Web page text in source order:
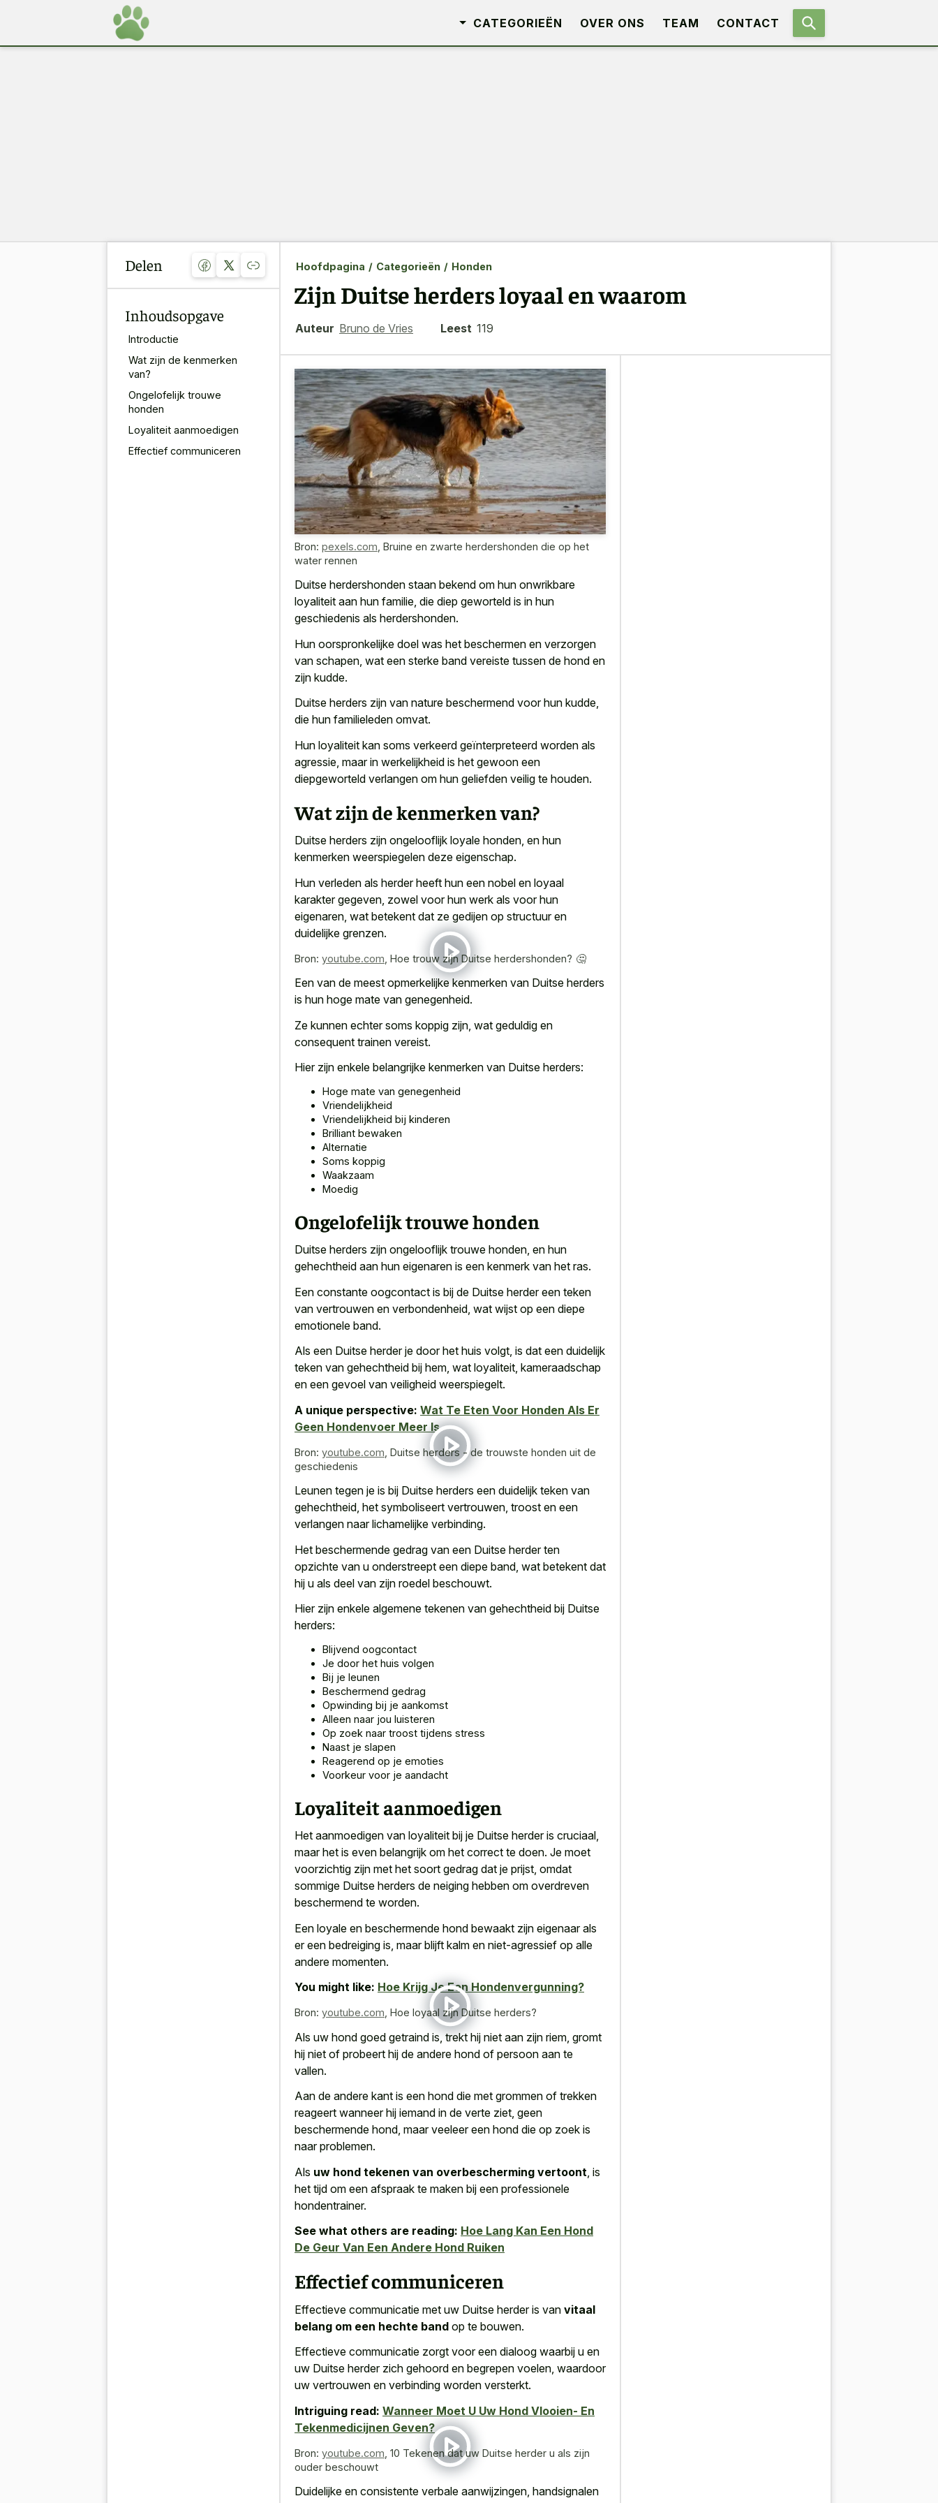
CATEGORIEËN OVER ONS TEAM CONTACT
Delen
Inhoudsopgave
Introductie
Wat zijn de kenmerken
van?
Ongelofelijk trouwe
honden
Loyaliteit aanmoedigen
Effectief communiceren
Hoofdpagina / Categorieën / Honden
Zijn Duitse herders loyaal en waarom
Auteur Bruno de Vries Leest 119
Bron: pexels.com Bruine en zwarte herdershonden die op het
water rennen
Duitse herdershonden staan bekend om hun onwrikbare
loyaliteit aan hun familie, die diep geworteld is in hun
geschiedenis als herdershonden.
Hun oorspronkelijke doel was het beschermen en verzorgen
van schapen, wat een sterke band vereiste tussen de hond en
zijn kudde.
Duitse herders zijn van nature beschermend voor hun kudde,
die hun familieleden omvat.
Hun loyaliteit kan soms verkeerd geïnterpreteerd worden als
agressie, maar in werkelijkheid is het gewoon een
diepgeworteld verlangen om hun geliefden veilig te houden.
Wat zijn de kenmerken van?
Duitse herders zijn ongelooflijk loyale honden, en hun
kenmerken weerspiegelen deze eigenschap.
Hun verleden als herder heeft hun een nobel en loyaal
karakter gegeven, zowel voor hun werk als voor hun
eigenaren, wat betekent dat ze gedijen op structuur en
duidelijke grenzen.
Bron: youtube.com Hoe trouw zijn Duitse herdershonden? 🤔
Een van de meest opmerkelijke kenmerken van Duitse herders
is hun hoge mate van genegenheid.
Ze kunnen echter soms koppig zijn, wat geduldig en
consequent trainen vereist.
Hier zijn enkele belangrijke kenmerken van Duitse herders:
Hoge mate van genegenheid
Vriendelijkheid
Vriendelijkheid bij kinderen
Brilliant bewaken
Alternatie
Soms koppig
Waakzaam
Moedig
Ongelofelijk trouwe honden
Duitse herders zijn ongelooflijk trouwe honden, en hun
gehechtheid aan hun eigenaren is een kenmerk van het ras.
Een constante oogcontact is bij de Duitse herder een teken
van vertrouwen en verbondenheid, wat wijst op een diepe
emotionele band.
Als een Duitse herder je door het huis volgt, is dat een duidelijk
teken van gehechtheid bij hem, wat loyaliteit, kameraadschap
en een gevoel van veiligheid weerspiegelt.
A unique perspective: Wat Te Eten Voor Honden Als Er
Geen Hondenvoer Meer Is
Bron: youtube.com Duitse herders - de trouwste honden uit de
geschiedenis
Leunen tegen je is bij Duitse herders een duidelijk teken van
gehechtheid, het symboliseert vertrouwen, troost en een
verlangen naar lichamelijke verbinding.
Het beschermende gedrag van een Duitse herder ten
opzichte van u onderstreept een diepe band, wat betekent dat
hij u als deel van zijn roedel beschouwt.
Hier zijn enkele algemene tekenen van gehechtheid bij Duitse
herders:
Blijvend oogcontact
Je door het huis volgen
Bij je leunen
Beschermend gedrag
Opwinding bij je aankomst
Alleen naar jou luisteren
Op zoek naar troost tijdens stress
Naast je slapen
Reagerend op je emoties
Voorkeur voor je aandacht
Loyaliteit aanmoedigen
Het aanmoedigen van loyaliteit bij je Duitse herder is cruciaal,
maar het is even belangrijk om het correct te doen. Je moet
voorzichtig zijn met het soort gedrag dat je prijst, omdat
sommige Duitse herders de neiging hebben om overdreven
beschermend te worden.
Een loyale en beschermende hond bewaakt zijn eigenaar als
er een bedreiging is, maar blijft kalm en niet-agressief op alle
andere momenten.
You might like: Hoe Krijg Je Een Hondenvergunning?
Bron: youtube.com, Hoe loyaal zijn Duitse herders?
Als uw hond goed getraind is, trekt hij niet aan zijn riem, gromt
hij niet of probeert hij de andere hond of persoon aan te
vallen.
Aan de andere kant is een hond die met grommen of trekken
reageert wanneer hij iemand in de verte ziet, geen
beschermende hond, maar veeleer een hond die op zoek is
naar problemen.
Als uw hond tekenen van overbescherming vertoont , is
het tijd om een afspraak te maken bij een professionele
hondentrainer.
See what others are reading: Hoe Lang Kan Een Hond
De Geur Van Een Andere Hond Ruiken
Effectief communiceren
Effectieve communicatie met uw Duitse herder is van vitaal
belang om een hechte band op te bouwen.
Effectieve communicatie zorgt voor een dialoog waarbij u en
uw Duitse herder zich gehoord en begrepen voelen, waardoor
uw vertrouwen en verbinding worden versterkt.
Intriguing read: Wanneer Moet U Uw Hond Vlooien- En
Tekenmedicijnen Geven?
Bron: youtube.com 10 Tekenen dat uw Duitse herder u als zijn
ouder beschouwt
Duidelijke en consistente verbale aanwijzingen, handsignalen